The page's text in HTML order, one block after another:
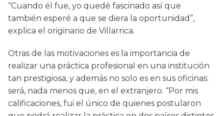
“Cuando él fue, yo quedé fascinado así que
también esperé a que se diera la oportunidad”,
explica el originario de Villarrica.
Otras de las motivaciones es la importancia de
realizar una práctica profesional en una institución
tan prestigiosa, y además no solo es en sus oficinas:
será, nada menos que, en el extranjero. “Por mis
calificaciones, fui el único de quienes postularon